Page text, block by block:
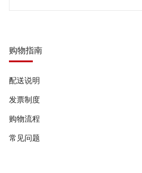
购物指南
配送说明
发票制度
购物流程
常见问题